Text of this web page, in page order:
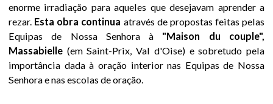
O colóquio de
2010
O colóquio de
2017
enorme irradiação para aqueles que desejavam aprender a
rezar. Esta obra continua através de propostas feitas pelas
Equipas de Nossa Senhora à "Maison du couple",
Massabielle (em Saint-Prix, Val d'Oise) e sobretudo pela
importância dada à oração interior nas Equipas de Nossa
Senhora e nas escolas de oração.